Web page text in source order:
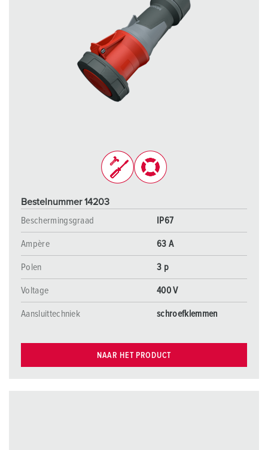
Bestelnummer 14203
Beschermingsgraad
IP67
Ampère 63 A
Polen 3 p
Voltage 400 V
Aansluittechniek schroefklemmen
NAAR HET PRODUCT